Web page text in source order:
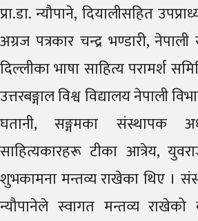
प्रा.डा. न्यौपाने, दियालीसहित
अग्रज पत्रकार चन्द्र भण्डारी,
दिल्लीका भाषा साहित्य परामर्श
उत्तरबङ्गाल विश्व विद्यालय नेपाली
घतानी, सङ्गमका संस्थापक
साहित्यकारहरू टीका आत्रेय,
शुभकामना मन्तव्य राखेका थिए ।
न्यौपानेले स्वागत मन्तव्य राखेको